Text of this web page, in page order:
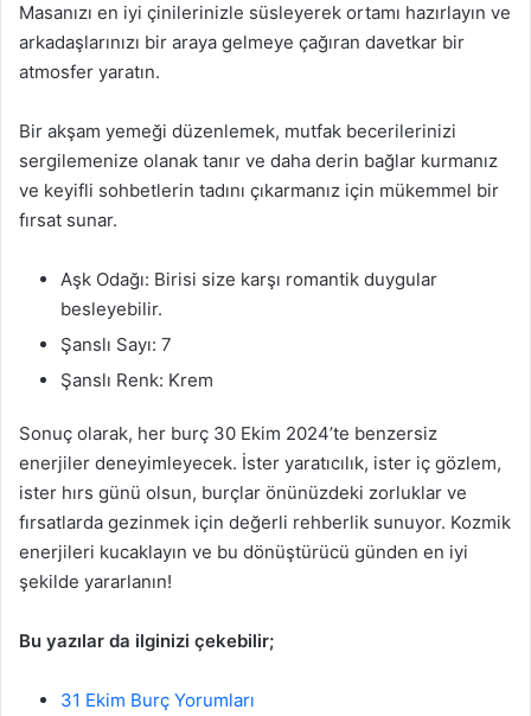
Masanızı en iyi çinilerinizle süsleyerek ortamı hazırlayın ve
arkadaşlarınızı bir araya gelmeye çağıran davetkar bir
atmosfer yaratın.
Bir akşam yemeği düzenlemek, mutfak becerilerinizi
sergilemenize olanak tanır ve daha derin bağlar kurmanız
ve keyifli sohbetlerin tadını çıkarmanız için mükemmel bir
fırsat sunar.
Aşk Odağı: Birisi size karşı romantik duygular
besleyebilir.
Şanslı Sayı: 7
Şanslı Renk: Krem
Sonuç olarak, her burç 30 Ekim 2024’te benzersiz
enerjiler deneyimleyecek. İster yaratıcılık, ister iç gözlem,
ister hırs günü olsun, burçlar önünüzdeki zorluklar ve
fırsatlarda gezinmek için değerli rehberlik sunuyor. Kozmik
enerjileri kucaklayın ve bu dönüştürücü günden en iyi
şekilde yararlanın!
Bu yazılar da ilginizi çekebilir;
31 Ekim Burç Yorumları